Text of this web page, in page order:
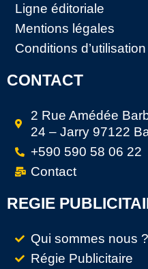
Ligne éditoriale
Mentions légales
Conditions d’utilisation
CONTACT
2 Rue Amédée
24 – Jarry 97122
+590 590 58 06 22
Contact
REGIE
Qui sommes nous ?
Régie Publicitaire